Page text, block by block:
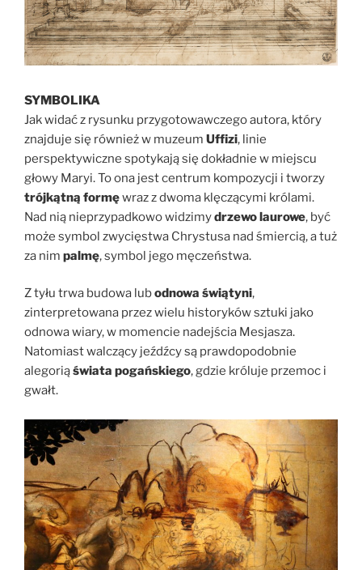
SYMBOLIKA
Jak widać z rysunku przygotowawczego autora, który
znajduje się również w muzeum Uffizi, linie
perspektywiczne spotykają się dokładnie w miejscu
głowy Maryi. To ona jest centrum kompozycji i tworzy
trójkątną formęwraz z dwoma klęczącymi królami.
Nad nią nieprzypadkowo widzimydrzewo laurowe, być
może symbol zwycięstwa Chrystusa nad śmiercią, a tuż
za nim palmę, symbol jego męczeństwa.
Z tyłu trwa budowa lubodnowa świątyni,
zinterpretowana przez wielu historyków sztuki jako
odnowa wiary, w momencie nadejścia Mesjasza.
Natomiast walczący jeźdźcy są prawdopodobnie
alegoriąświata pogańskiego, gdzie króluje przemoc i
gwałt.